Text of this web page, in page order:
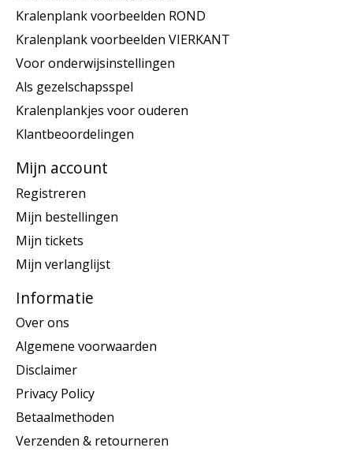
Kralenplank voorbeelden ROND
Kralenplank voorbeelden VIERKANT
Voor onderwijsinstellingen
Als gezelschapsspel
Kralenplankjes voor ouderen
Klantbeoordelingen
Mijn account
Registreren
Mijn bestellingen
Mijn tickets
Mijn verlanglijst
Informatie
Over ons
Algemene voorwaarden
Disclaimer
Privacy Policy
Betaalmethoden
Verzenden & retourneren